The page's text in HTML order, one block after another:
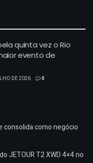
quinta vez o Rio
evento de
DE 2026 0
consolida como negócio
JETOUR T2 XWD 4×4 no